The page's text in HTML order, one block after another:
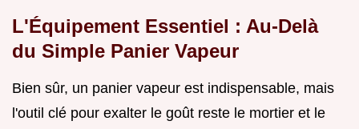
L'Équipement Essentiel : Au-Delà
du Simple Panier Vapeur
Bien sûr, un panier vapeur est indispensable, mais
l'outil clé pour exalter le goût reste le mortier et le